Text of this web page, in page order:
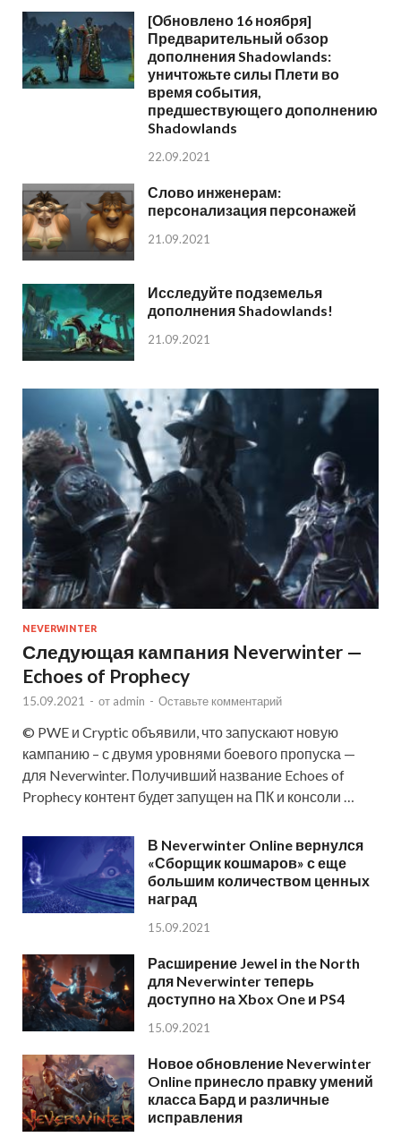
[Обновлено 16 ноября]
Предварительный обзор
дополнения Shadowlands:
уничтожьте силы Плети во
время события,
предшествующего дополнению
Shadowlands
22.09.2021
Слово инженерам:
персонализация персонажей
21.09.2021
Исследуйте подземелья
дополнения Shadowlands!
21.09.2021
NEVERWINTER
Следующая кампания Neverwinter —
Echoes of Prophecy
15.09.2021 - от admin - Оставьте комментарий
© PWE и Cryptic объявили, что запускают новую
кампанию – с двумя уровнями боевого пропуска —
для Neverwinter. Получивший название Echoes of
Prophecy контент будет запущен на ПК и консоли …
В Neverwinter Online вернулся
«Сборщик кошмаров» с еще
большим количеством ценных
наград
15.09.2021
Расширение Jewel in the North
для Neverwinter теперь
доступно на Xbox One и PS4
15.09.2021
Новое обновление Neverwinter
Online принесло правку умений
класса Бард и различные
исправления